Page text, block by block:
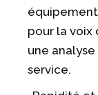
pour la voix
une
service.